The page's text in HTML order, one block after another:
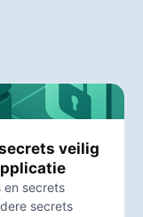
veilig
en secrets
secrets